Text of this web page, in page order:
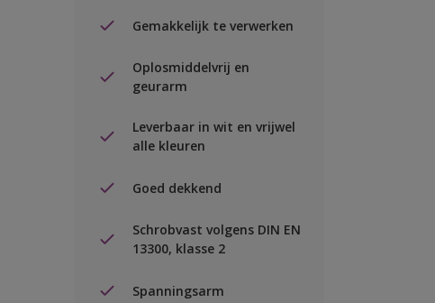
Gemakkelijk te verwerken
Oplosmiddelvrij en
geurarm
Leverbaar in wit en vrijwel
alle kleuren
Goed dekkend
Schrobvast volgens DIN EN
13300, klasse 2
Spanningsarm